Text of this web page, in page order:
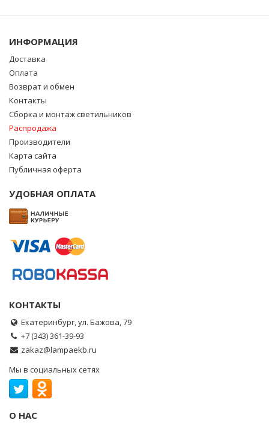
ИНФОРМАЦИЯ
Доставка
Оплата
Возврат и обмен
Контакты
Сборка и монтаж светильников
Распродажа
Производители
Карта сайта
Публичная оферта
УДОБНАЯ ОПЛАТА
КОНТАКТЫ
Екатеринбург, ул. Бажова, 79
+7 (343) 361-39-93
zakaz@lampaekb.ru
Мы в социальных сетях
О НАС